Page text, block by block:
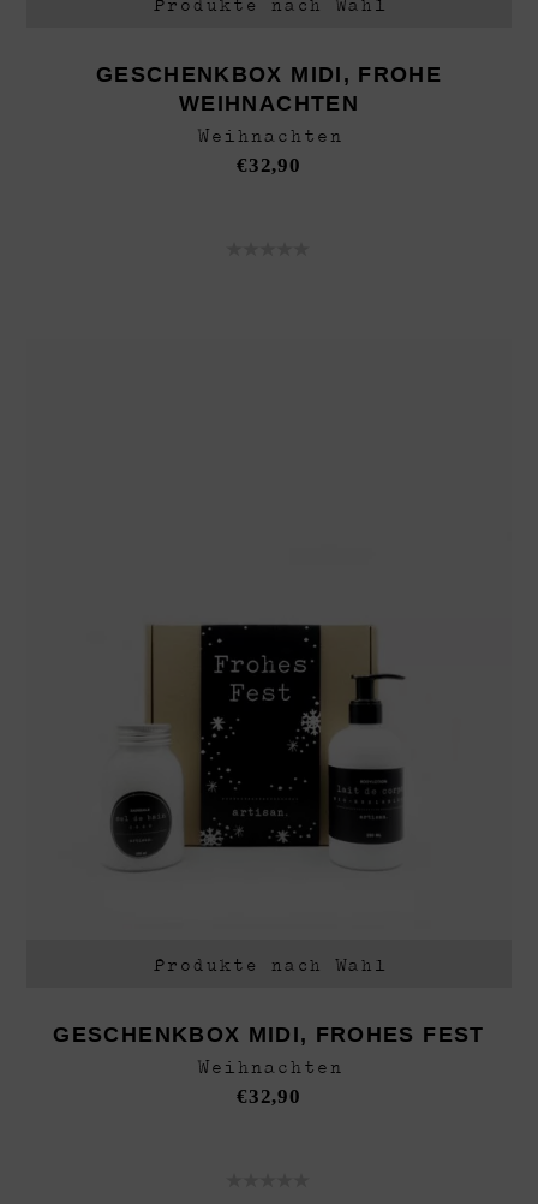
GESCHENKBOX MIDI, FROHE
WEIHNACHTEN
Weihnachten
€32,90
Produkte nach Wahl
GESCHENKBOX MIDI, FROHES FEST
Weihnachten
€32,90